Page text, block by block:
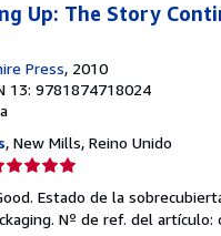
Up: The Story
Press, 2010
13: 9781874718024
, New Mills, Reino Unido
Estado de la
Nº de ref. del artículo: